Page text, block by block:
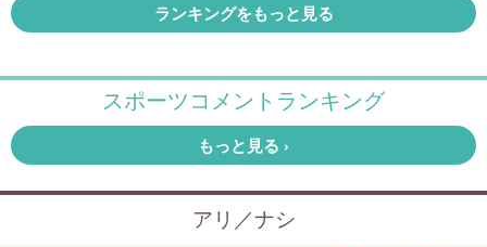
ランキングをもっと見る